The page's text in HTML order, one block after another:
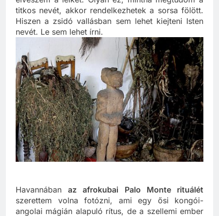
elveszem a lelkét. Olyan ez, mintha megtudom a
titkos nevét, akkor rendelkezhetek a sorsa fölött.
Hiszen a zsidó vallásban sem lehet kiejteni Isten
nevét. Le sem lehet írni.
Havannábanaz afrokubai Palo Monte rituálét
szerettem volna fotózni, ami egy ősi kongói-